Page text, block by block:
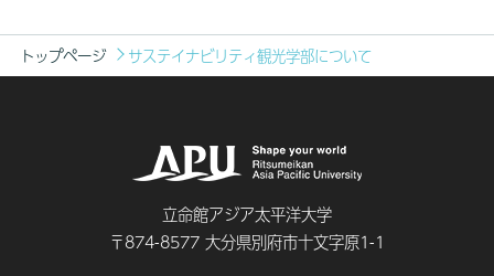
トップページ サステイナビリティ観光学部について
立命館アジア太平洋大学
〒874-8577 大分県別府市十文字原1-1